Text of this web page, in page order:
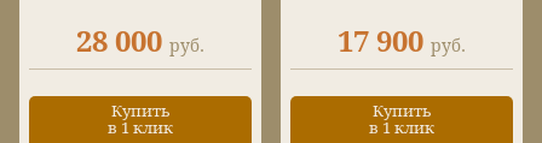
28 000 руб.
Купить
в 1 клик
металлу»
17 900 руб.
Купить
в 1 клик